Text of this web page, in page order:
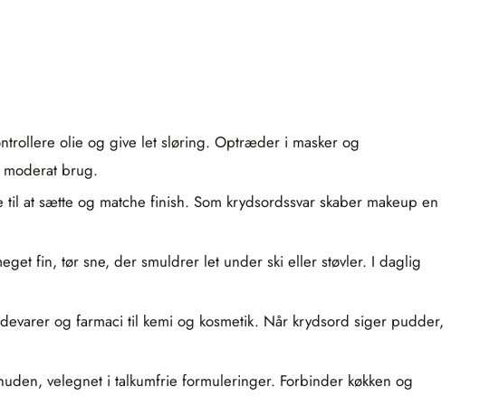
olie og give let sløring. Optræder i masker og
brug.
at sætte og matche finish. Som krydsordssvar skaber makeup en
fin, tør sne, der smuldrer let under ski eller støvler. I daglig
og farmaci til kemi og kosmetik. Når krydsord siger pudder,
velegnet i talkumfrie formuleringer. Forbinder køkken og